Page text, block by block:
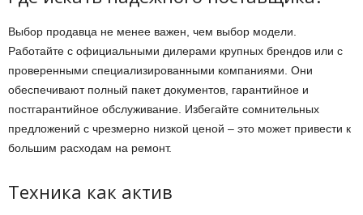
Выбор продавца не менее важен, чем выбор модели.
Работайте с официальными дилерами крупных брендов или с
проверенными специализированными компаниями. Они
обеспечивают полный пакет документов, гарантийное и
постгарантийное обслуживание. Избегайте сомнительных
предложений с чрезмерно низкой ценой – это может привести к
большим расходам на ремонт.
Техника как актив